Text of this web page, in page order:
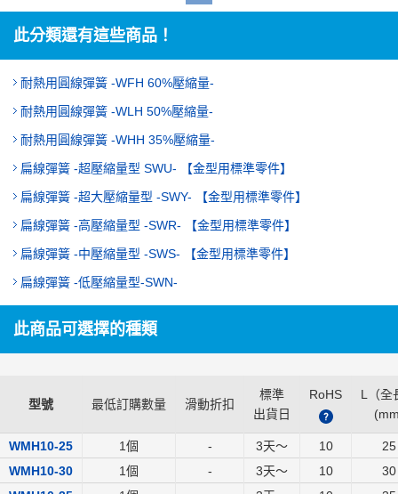
此分類還有這些商品！
耐熱用圓線彈簧 -WFH 60%壓縮量-
耐熱用圓線彈簧 -WLH 50%壓縮量-
耐熱用圓線彈簧 -WHH 35%壓縮量-
扁線彈簧 -超壓縮量型 SWU- 【金型用標準零件】
扁線彈簧 -超大壓縮量型 -SWY- 【金型用標準零件】
扁線彈簧 -高壓縮量型 -SWR- 【金型用標準零件】
扁線彈簧 -中壓縮量型 -SWS- 【金型用標準零件】
扁線彈簧 -低壓縮量型-SWN-
此商品可選擇的種類
型號 最低訂購數量 滑動折扣
標準
出貨日
RoHS
L（全
(
WMH10-25 1個 - 3天～ 10
25
WMH10-30
1個 - 3天～ 10
30